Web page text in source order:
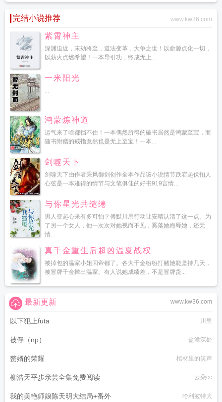
完结小说推荐 www.kw36.com
紫霄神主
深渊迫近，末劫将至，道法变革，大争之世！以命源点化一切，
以薪火点燃希望！一本导引功，终成无上...
一米阳光
...
鸿蒙炼神道
运气来了啥都挡不住！一本偶然所得的破书居然是鸿蒙至宝，而
随书附赠的戒指竟然也是无上至宝！一本...
剑噬天下
剑噬天下由作者乘风御剑创作全本作品该小说情节跌宕起伏扣人
心弦是一本难得的情节与文笔俱佳的好书919言情...
与你星光共缱绻
男人变起心来有多可怕？傅默川用行动让安晴认清了这一点。为
了另一个女人，他一次次对她视而不见，奚落她侮辱她，还无
情...
真千金重生后超凶温夏战权
被掉包的温家小姐回帝都了。各大千金纷纷打赌她能坚持几天，
被冒牌千金撵出温家。有人说她成绩差，不是冒牌货...
www.kw36.com
最新更新
以下犯上futa 川里
被俘（np） 盐潭深处
赘婿的荣耀 棺材里的笑声
柳浩天平步亲芸全集免费阅读 云朵cc
我的美艳师娘陈天明大结局+番外 哈利波特大